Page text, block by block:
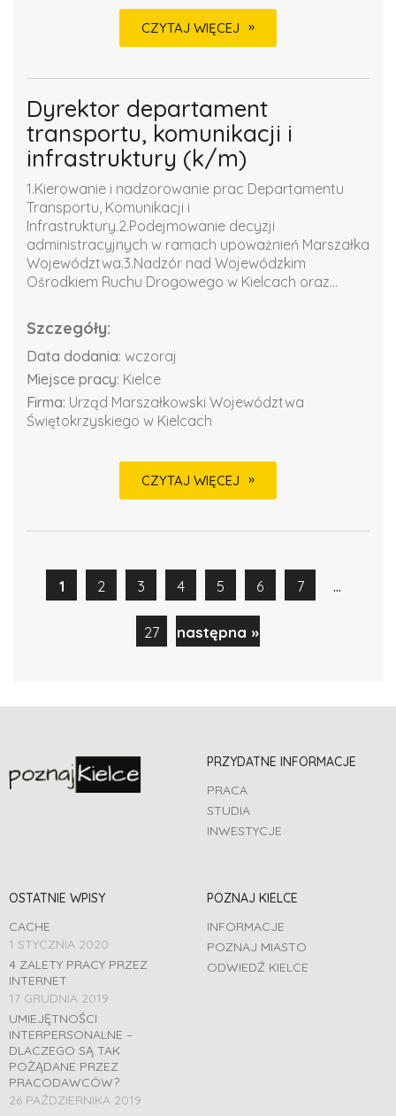
CZYTAJ WIĘCEJ
Dyrektor departament
transportu, komunikacji i
infrastruktury (k/m)
1.Kierowanie i nadzorowanie prac Departamentu
Transportu, Komunikacji i
Infrastruktury.2.Podejmowanie decyzji
administracyjnych w ramach upoważnień Marszałka
Województwa.3.Nadzór nad Wojewódzkim
Ośrodkiem Ruchu Drogowego w Kielcach oraz...
Szczegóły:
Data dodania: wczoraj
Miejsce pracy: Kielce
Firma: Urząd Marszałkowski Województwa
Świętokrzyskiego w Kielcach
CZYTAJ WIĘCEJ
1 2 3 4 5 6 7 ...
27 następna »
PRZYDATNE INFORMACJE
PRACA
STUDIA
INWESTYCJE
OSTATNIE WPISY
CACHE
1 STYCZNIA 2020
4 ZALETY PRACY PRZEZ
INTERNET
17 GRUDNIA 2019
UMIEJĘTNOŚCI
INTERPERSONALNE –
DLACZEGO SĄ TAK
POŻĄDANE PRZEZ
PRACODAWCÓW?
26 PAŹDZIERNIKA 2019
POZNAJ KIELCE
INFORMACJE
POZNAJ MIASTO
ODWIEDŹ KIELCE